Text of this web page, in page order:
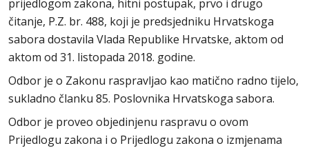
prijedlogom zakona, hitni postupak, prvo i drugo
čitanje, P.Z. br. 488, koji je predsjedniku Hrvatskoga
sabora dostavila Vlada Republike Hrvatske, aktom od
aktom od 31. listopada 2018. godine.
Odbor je o Zakonu raspravljao kao matično radno tijelo,
sukladno članku 85. Poslovnika Hrvatskoga sabora.
Odbor je proveo objedinjenu raspravu o ovom
Prijedlogu zakona i o Prijedlogu zakona o izmjenama